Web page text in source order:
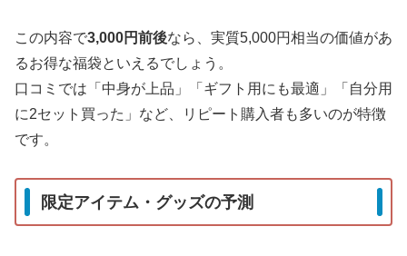
この内容で3,000円前後なら、実質5,000円相当の価値があ
るお得な福袋といえるでしょう。
口コミでは「中身が上品」「ギフト用にも最適」「自分用
に2セット買った」など、リピート購入者も多いのが特徴
です。
限定アイテム・グッズの予測